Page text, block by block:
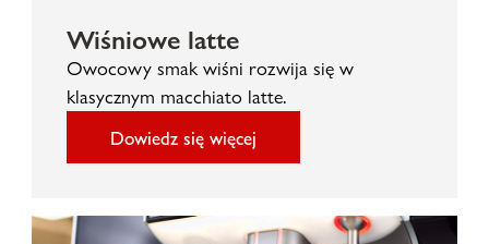
Wiśniowe latte
Owocowy smak wiśni rozwija się w
klasycznym macchiato latte.
Dowiedz się więcej